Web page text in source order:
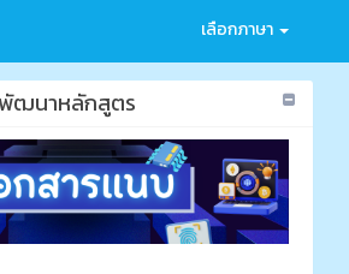
เลือกภาษา
พัฒนาหลักสูตร